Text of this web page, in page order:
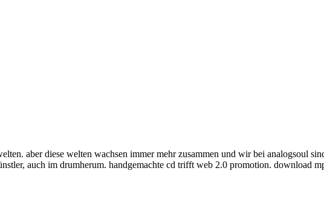
aber diese welten wachsen immer mehr zusammen und wir bei analogsoul
auch im drumherum. handgemachte cd trifft web 2.0 promotion. download